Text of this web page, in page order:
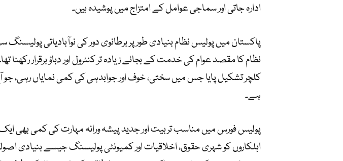
ادارہ جاتی اور سماجی عوامل کے امتزاج میں پوشیدہ ہیں۔
پاکستان میں پولیس نظام بنیادی طور پر برطانوی دور کی نوآبادیاتی
نظام کا مقصد عوام کی خدمت کے بجائے زیادہ تر کنٹرول اور دباؤ برقرار رکھنا
کلچر تشکیل پایا جس میں سختی، خوف اور جوابدہی کی کمی نمایاں رہی، جو
ہے۔
پولیس فورس میں مناسب تربیت اور جدید پیشہ ورانہ مہارت کی کمی بھی
اہلکاروں کو شہری حقوق، اخلاقیات اور کمیونٹی پولیسنگ جیسے بنیادی